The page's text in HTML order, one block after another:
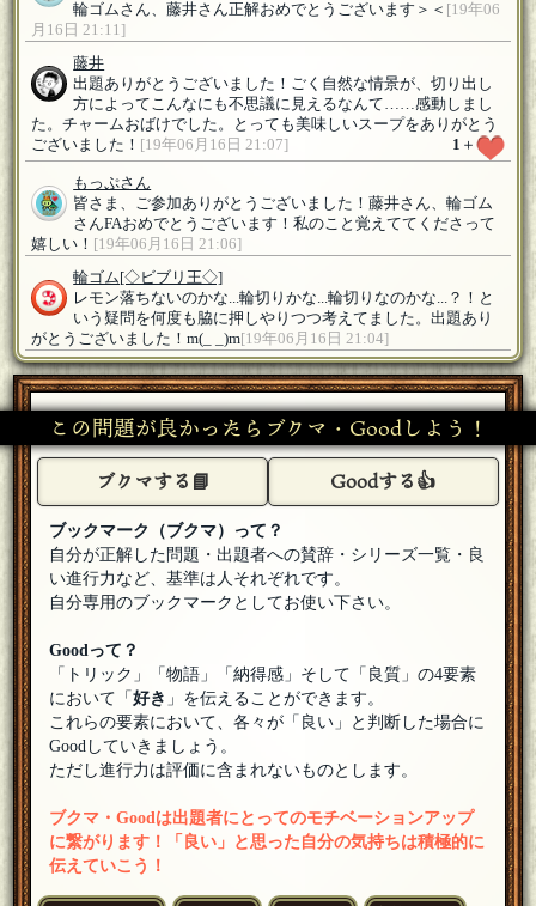
輪ゴムさん、藤井さん正解おめでとうございます＞＜ [19年06
月16日 21:11]
藤井
出題ありがとうございました！ごく自然な情景が、切り出し
方によってこんなにも不思議に見えるなんて……感動しまし
た。チャームおばけでした。とっても美味しいスープをありがとう
ございました！ [19年06月16日 21:07] 1 ＋
もっぷさん
皆さま、ご参加ありがとうございました！藤井さん、輪ゴム
さんFAおめでとうございます！私のこと覚えててくださって
嬉しい！ [19年06月16日 21:06]
輪ゴム [◇ビブリ王◇]
レモン落ちないのかな...輪切りかな...輪切りなのかな...？！と
いう疑問を何度も脇に押しやりつつ考えてました。出題あり
がとうございました！m(_ _)m[19年06月16日 21:04]
甘木[☆スタンプ絵師]
輪ゴムさん 藤井さん FAおめでとうございます！もっぷさ
んさん出題お疲れ様でした！おおー、問題文を見直すとたし
かに！抜群のチャームでした！[19年06月16日 21:04]
[☆☆編集長]
出題ありがとうございました！なるほどです〜もし下敷きに
してしまったら本が大惨事ですね^ ^[19年06月16日 21:04]
きっとくりす
出題ありがとうございました！なるほど、買った後だったの
ですねー。[19年06月16日 21:03]
輪ゴム
[◇ビブリ王◇]
('ω')）[19年06月16日 20:55]
もっぷさん
弥七さん、Restさん、ようこそです！ [19年06月16日 20:50]
Rest
うわぁ！もっぷさんだ！はじめまして！参加します！
弥七
参加します！^ ^ [19年06月16日 20:48]
もっぷさん
この問題が良かったらブクマ・Goodしよう！
ブクマする📘 Goodする👍
ブックマーク（ブクマ）って？
自分が正解した問題・出題者への賛辞・シリーズ一覧・良
い進行力など、基準は人それぞれです。
自分専用のブックマークとしてお使い下さい。
Goodって？
「トリック」「物語」「納得感」そして「良質」の4要素
において「好き 」を伝えることができます。
これらの要素において、各々が「良い」と判断した場合に
Goodしていきましょう。
ただし進行力は評価に含まれないものとします。
ブクマ・Goodは出題者にとってのモチベーションアップ
に繋がります！「良い」と思った自分の気持ちは積極的に
伝えていこう！